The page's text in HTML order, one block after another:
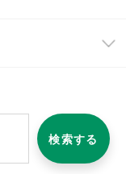
検索する